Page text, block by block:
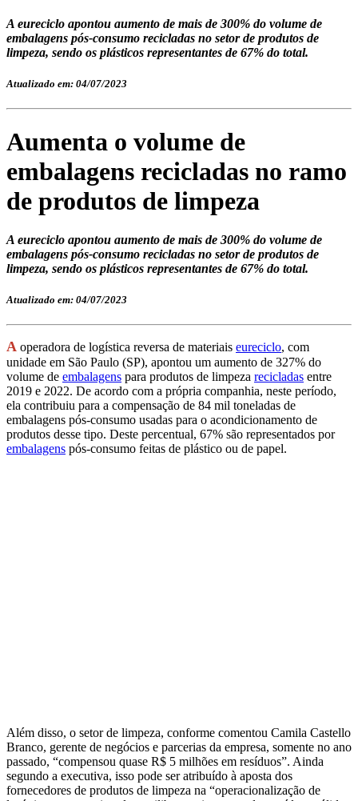
A eureciclo apontou aumento de mais de 300% do volume de
embalagens pós-consumo recicladas no setor de produtos de
limpeza, sendo os plásticos representantes de 67% do total.
Atualizado em: 04/07/2023
Aumenta o volume de
embalagens recicladas no ramo
de produtos de limpeza
A eureciclo apontou aumento de mais de 300% do volume de
embalagens pós-consumo recicladas no setor de produtos de
limpeza, sendo os plásticos representantes de 67% do total.
Atualizado em: 04/07/2023
A operadora de logística reversa de materiais eureciclo, com
unidade em São Paulo (SP), apontou um aumento de 327% do
volume de embalagens para produtos de limpeza recicladas entre
2019 e 2022. De acordo com a própria companhia, neste período,
ela contribuiu para a compensação de 84 mil toneladas de
embalagens pós-consumo usadas para o acondicionamento de
produtos desse tipo. Deste percentual, 67% são representados por
embalagens pós-consumo feitas de plástico ou de papel.
Além disso, o setor de limpeza, conforme comentou Camila Castello
Branco, gerente de negócios e parcerias da empresa, somente no ano
passado, “compensou quase R$ 5 milhões em resíduos”. Ainda
segundo a executiva, isso pode ser atribuído à aposta dos
fornecedores de produtos de limpeza na “operacionalização de